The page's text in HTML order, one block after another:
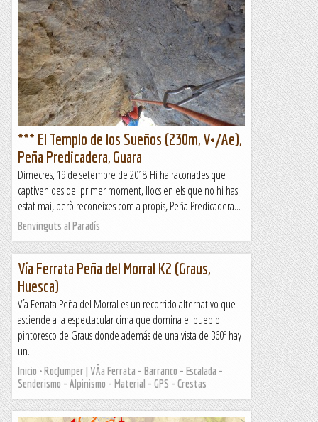
*** El Templo de los Sueños (230m, V+/Ae),
Peña Predicadera, Guara
Dimecres, 19 de setembre de 2018 Hi ha raconades que
captiven des del primer moment, llocs en els que no hi has
estat mai, però reconeixes com a propis, Peña Predicadera...
Benvinguts al Paradís
Vía Ferrata Peña del Morral K2 (Graus,
Huesca)
Vía Ferrata Peña del Morral es un recorrido alternativo que
asciende a la espectacular cima que domina el pueblo
pintoresco de Graus donde además de una vista de 360º hay
un...
Inicio • RocJumper | VÃ­a Ferrata - Barranco - Escalada -
Senderismo - Alpinismo - Material - GPS - Crestas